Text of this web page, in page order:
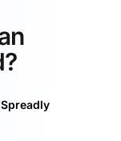
Spreadly